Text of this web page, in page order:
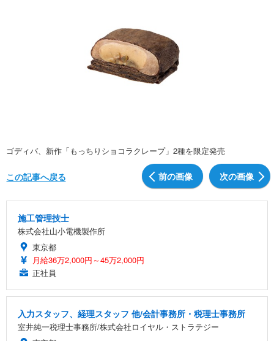
ゴディバ、新作「もっちりショコラクレープ」2種を限定発売
前の画像 次の画像
この記事へ戻る
施工管理技士
株式会社山小電機製作所
東京都
月給36万2,000円～45万2,000円
正社員
入力スタッフ、経理スタッフ 他/会計事務所・税理士事務所
室井純一税理士事務所/株式会社ロイヤル・ストラテジー